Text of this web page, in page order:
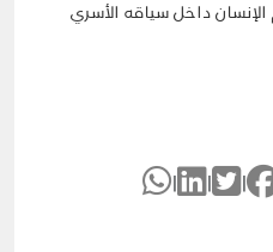
الإنسان داخل سياقه الأسري